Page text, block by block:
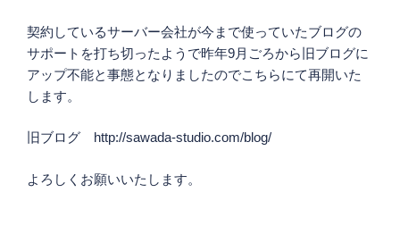
契約しているサーバー会社が今まで使っていたブログの
サポートを打ち切ったようで昨年9月ごろから旧ブログに
アップ不能と事態となりましたのでこちらにて再開いた
します。
旧ブログ http://sawada-studio.com/blog/
よろしくお願いいたします。